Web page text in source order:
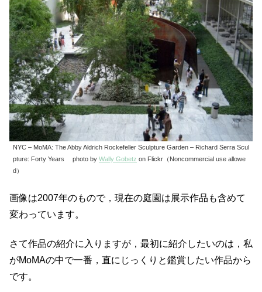
NYC – MoMA: The Abby Aldrich Rockefeller Sculpture Garden – Richard Serra Scul
pture: Forty Years photo by Wally Gobetz on Flickr（Noncommercial use allowe
d）
画像は2007年のもので，現在の庭園は展示作品も含めて
変わっています。
さて作品の紹介に入りますが，最初に紹介したいのは，私
がMoMAの中で一番，直にじっくりと鑑賞したい作品から
です。